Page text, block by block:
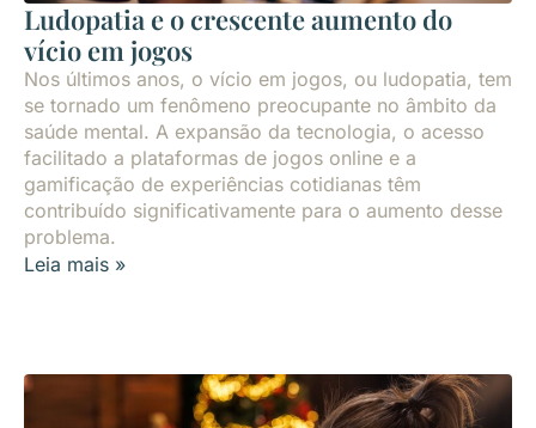
Ludopatia e o crescente aumento do
vício em jogos
Nos últimos anos, o vício em jogos, ou ludopatia, tem
se tornado um fenômeno preocupante no âmbito da
saúde mental. A expansão da tecnologia, o acesso
facilitado a plataformas de jogos online e a
gamificação de experiências cotidianas têm
contribuído significativamente para o aumento desse
problema.
Leia mais »